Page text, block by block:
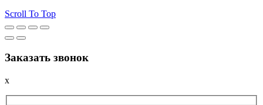
Scroll To Top
Заказать звонок
x